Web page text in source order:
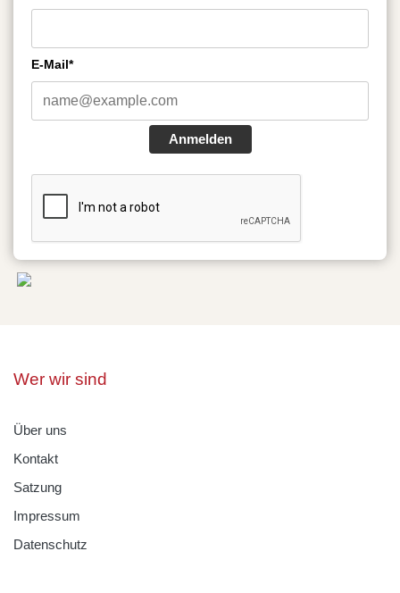
E-Mail*
Anmelden
Wer wir sind
Über uns
Kontakt
Satzung
Impressum
Datenschutz